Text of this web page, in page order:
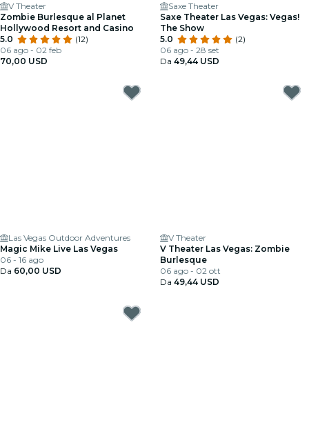
V Theater
Zombie Burlesque al Planet
Hollywood Resort and Casino
5.0
(12)
06 ago - 02 feb
70,00 USD
Saxe Theater
Saxe Theater Las Vegas: Vegas!
The Show
5.0
(2)
06 ago - 28 set
Da 49,44 USD
Las Vegas Outdoor Adventures
Magic Mike Live Las Vegas
06 - 16 ago
Da 60,00 USD
V Theater
V Theater Las Vegas: Zombie
Burlesque
06 ago - 02 ott
Da 49,44 USD